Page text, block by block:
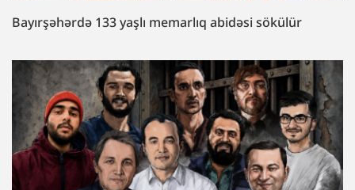
Bayırşəhərdə 133 yaşlı memarlıq abidəsi sökülür